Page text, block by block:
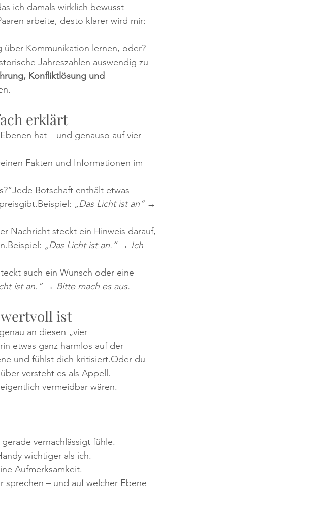
ich damals wirklich bewusst
arbeite, desto klarer wird mir:
über Kommunikation lernen, oder?
Jahreszahlen auswendig zu
Konfliktlösung und
erklärt
hat – und genauso auf vier
Fakten und Informationen im
Botschaft enthält etwas
„Das Licht ist an“ →
Nachricht steckt ein Hinweis darauf,
„Das Licht ist an.“ → Ich
auch ein Wunsch oder eine
ist an.“ → Bitte mach es aus.
wertvoll ist
an diesen „vier
etwas ganz harmlos auf der
und fühlst dich kritisiert.Oder du
versteht es als Appell.
vermeidbar wären.
vernachlässigt fühle.
wichtiger als ich.
Aufmerksamkeit.
sprechen – und auf welcher Ebene